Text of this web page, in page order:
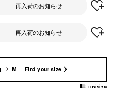
再入荷のお知らせ
再入荷のお知らせ
M Find your size